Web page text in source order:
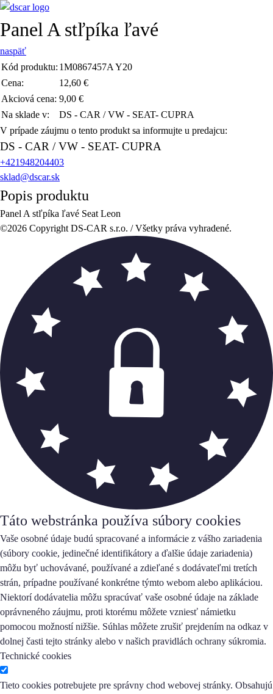
Panel A stľpíka ľavé
naspäť
Kód produktu: 1M0867457A Y20
Cena:
12,60 €
Akciová cena: 9,00 €
Na sklade v:
DS - CAR / VW - SEAT- CUPRA
V prípade záujmu o tento produkt sa informujte u predajcu:
DS - CAR / VW - SEAT- CUPRA
+421948204403
sklad@dscar.sk
Popis produktu
Panel A stľpíka ľavé Seat Leon
©2026 Copyright DS-CAR s.r.o. / Všetky práva vyhradené.
Táto webstránka používa súbory cookies
Vaše osobné údaje budú spracované a informácie z vášho zariadenia
(súbory cookie, jedinečné identifikátory a ďalšie údaje zariadenia)
môžu byť uchovávané, používané a zdieľané s dodávateľmi tretích
strán, prípadne používané konkrétne týmto webom alebo aplikáciou.
Niektorí dodávatelia môžu spracúvať vaše osobné údaje na základe
oprávneného záujmu, proti ktorému môžete vzniesť námietku
pomocou možností nižšie. Súhlas môžete zrušiť prejdením na odkaz v
dolnej časti tejto stránky alebo v našich pravidlách ochrany súkromia.
Technické cookies
Tieto cookies potrebujete pre správny chod webovej stránky. Obsahujú